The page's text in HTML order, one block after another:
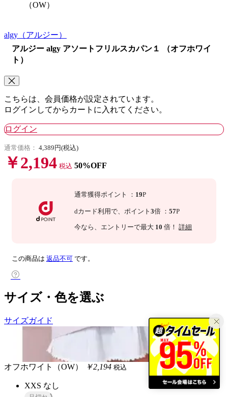
（OW）
algy （アルジー）
アルジー algy アソートフリルスカパン１ （オフホワイ
ト）
こちらは、会員価格が設定されています。
ログインしてからカートに入れてください。
ログイン
通常価格： 4,389円(税込)
￥2,194 税込 50%OFF
通常獲得ポイント ： 19P
dカード利用で、ポイント3倍 ：57P
今なら 、エントリーで最大 10 倍！詳細
この商品は 返品不可 です。
サイズ・色を選ぶ
サイズガイド
オフホワイト（OW） ￥2,194 税込
XXS なし